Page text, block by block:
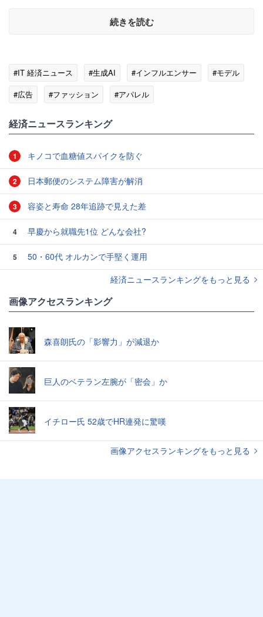
続きを読む
#IT 経済ニュース #生成AI #インフルエンサー
#モデル
#広告
#ファッション #アパレル
経済ニュースランキング
1 キノコで血糖値スパイクを防ぐ
2 日本郵便のシステム障害が解消
3 容姿と寿命 28年追跡で見えた差
4 早慶から就職先1位 どんな会社?
5
50・60代 オルカンで手堅く運用
経済ニュースランキングをもっと見る
画像アクセスランキング
森喜朗氏の「影響力」が減退か
巨人のベテラン左腕が「密会」か
イチロー氏 52歳でHR連発に驚嘆
画像アクセスランキングをもっと見る